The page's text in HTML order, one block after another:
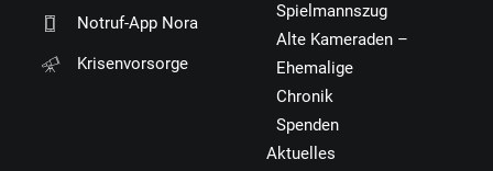
Notruf-App Nora
Krisenvorsorge
Spielmannszug
Alte Kameraden –
Ehemalige
Chronik
Spenden
Aktuelles